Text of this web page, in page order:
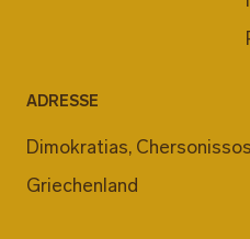
ADRESSE
Dimokratias,
Griechenland